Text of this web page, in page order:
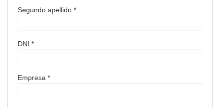
Segundo apellido *
DNI *
Empresa *